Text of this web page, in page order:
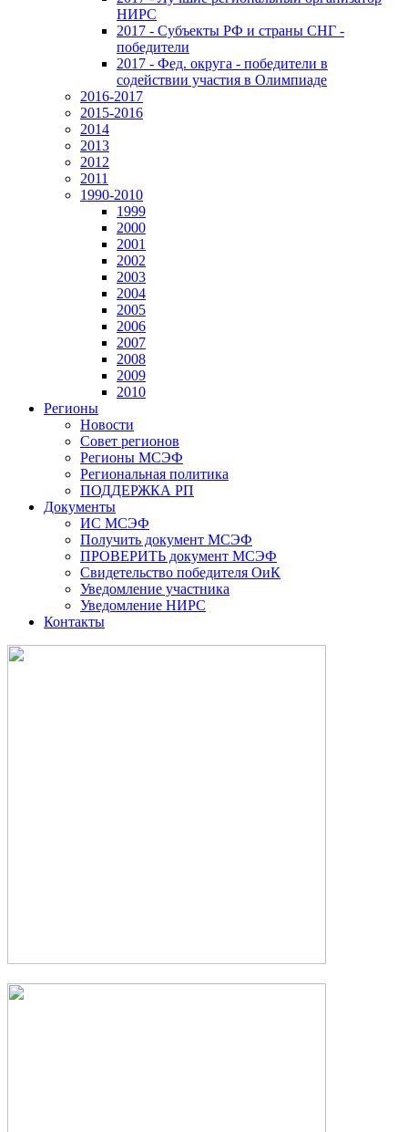
НИРС
2017 - Субъекты РФ и страны СНГ -
победители
2017 - Фед. округа - победители в
содействии участия в Олимпиаде
2016-2017
2015-2016
2014
2013
2012
2011
1990-2010
1999
2000
2001
2002
2003
2004
2005
2006
2007
2008
2009
2010
Регионы
Новости
Совет регионов
Регионы МСЭФ
Региональная политика
ПОДДЕРЖКА РП
Документы
ИС МСЭФ
Получить документ МСЭФ
ПРОВЕРИТЬ документ МСЭФ
Свидетельство победителя ОиК
Уведомление участника
Уведомление НИРС
Контакты